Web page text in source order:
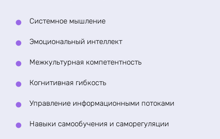
Системное мышление
Эмоциональный интеллект
Межкультурная компетентность
Когнитивная гибкость
Управление информационными потоками
Навыки самообучения и саморегуляции